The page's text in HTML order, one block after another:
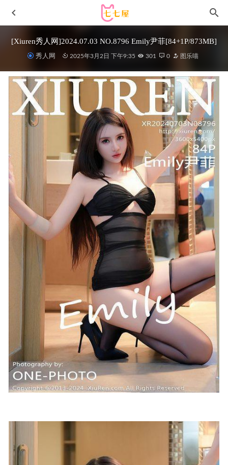
[Xiuren秀人网]2024.07.03 NO.8796 Emily尹菲[84+1P/873MB]
秀人网 2025年3月2日 下午9:35 301 0 图乐喵
[YouMi尤蜜荟]2022.06.16 VOL.803 尤妮丝Egg[64+1P／
2023-01-28
[XIUREN秀人网]2021.12.24 VOL.4385 周于希Sally[90+1P／
992MB]
2022-12-26
[XIAOYU语画界]2022.04.13 VOL.756 Cherry樱桃酱[72+1P
／551MB]
2023-03-01
[微密圈]120斤的小王同学 –梦幻粉章鱼 [33P1V-398MB]
2023-06-09
[微密圈]铁锤姐姐 –蓝色neinei [24P4V-197MB]
2023-06-28